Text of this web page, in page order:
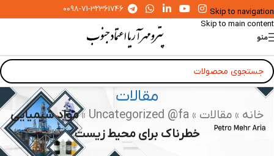
Skip to navigation
Skip to main content
0098-71-32361746
منو
مقالات
خانه » مقالات »
Uncategorized @fa
»مواد شیمیایی
خطرناک برای محیط زیست
UNCATEGORIZED @FA